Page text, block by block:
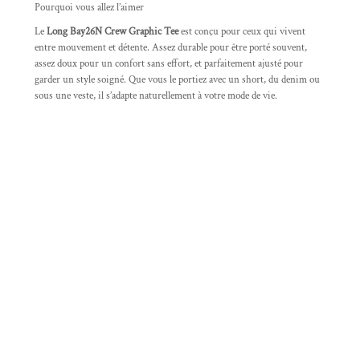
Pourquoi vous allez l’aimer
LeLong Bay26N Crew Graphic Teeest conçu pour ceux qui vivent
entre mouvement et détente. Assez durable pour être porté souvent,
assez doux pour un confort sans effort, et parfaitement ajusté pour
garder un style soigné. Que vous le portiez avec un short, du denim ou
sous une veste, il s’adapte naturellement à votre mode de vie.